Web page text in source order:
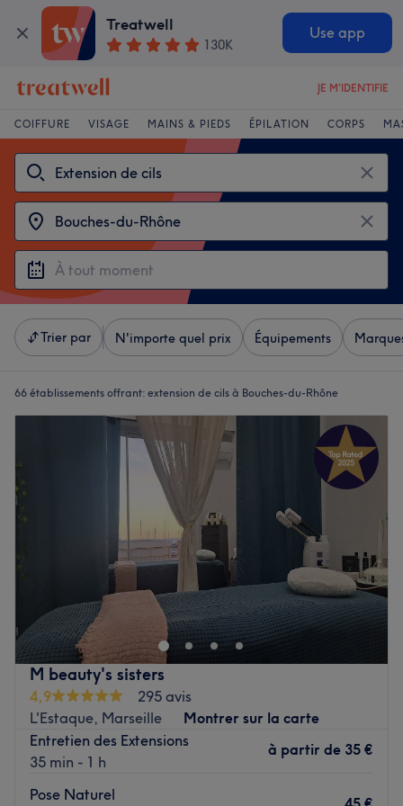
Treatwell
130K
Use app
JE M'IDENTIFIE
COIFFURE VISAGE MAINS & PIEDS ÉPILATION CORPS
Trier par N'importe quel prix Équipements
66 établissements offrant: extension de cils à Bouches-du-Rhône
M beauty's sisters
4,9
295 avis
L'Estaque, Marseille
Montrer sur la carte
Entretien des Extensions
35 min - 1 h
à partir de 35 €
Pose Naturel